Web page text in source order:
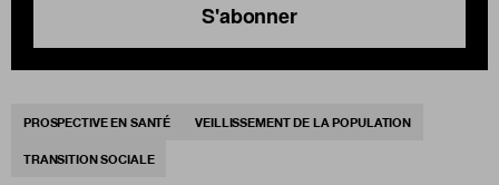
S'abonner
PROSPECTIVE EN SANTÉ VEILLISSEMENT DE LA POPULATION
TRANSITION SOCIALE